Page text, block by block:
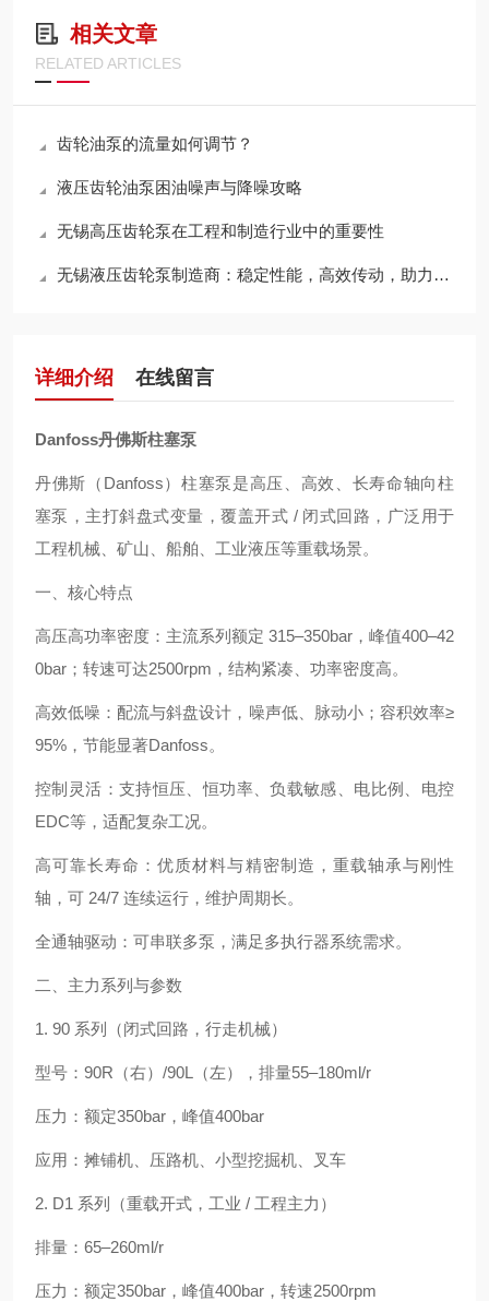
相关文章
RELATED ARTICLES
齿轮油泵的流量如何调节？
液压齿轮油泵困油噪声与降噪攻略
无锡高压齿轮泵在工程和制造行业中的重要性
无锡液压齿轮泵制造商：稳定性能，高效传动，助力工业升级
详细介绍 在线留言
Danfoss丹佛斯柱塞泵
丹佛斯（Danfoss）柱塞泵是高压、高效、长寿命轴向柱
塞泵，主打斜盘式变量，覆盖开式 / 闭式回路，广泛用于
工程机械、矿山、船舶、工业液压等重载场景。
一、核心特点
高压高功率密度：主流系列额定 315–350bar，峰值400–42
0bar；转速可达2500rpm，结构紧凑、功率密度高。
高效低噪：配流与斜盘设计，噪声低、脉动小；容积效率≥
95%，节能显著Danfoss。
控制灵活：支持恒压、恒功率、负载敏感、电比例、电控
EDC等，适配复杂工况。
高可靠长寿命：优质材料与精密制造，重载轴承与刚性
轴，可 24/7 连续运行，维护周期长。
全通轴驱动：可串联多泵，满足多执行器系统需求。
二、主力系列与参数
1. 90 系列（闭式回路，行走机械）
型号：90R（右）/90L（左），排量55–180ml/r
压力：额定350bar，峰值400bar
应用：摊铺机、压路机、小型挖掘机、叉车
2. D1 系列（重载开式，工业 / 工程主力）
排量：65–260ml/r
压力：额定350bar，峰值400bar，转速2500rpm